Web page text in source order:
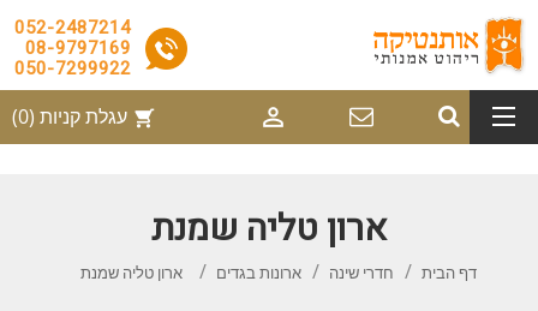
052-2487214
08-9797169
050-7299922
shopping_cart עגלת קניות (0) 
ארון טליה שמנת
דף הבית חדרי שינה ארונות בגדים ארון טליה שמנת